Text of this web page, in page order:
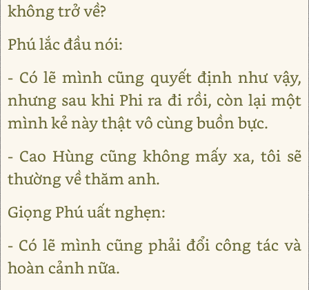
không trở về?
Phú lắc đầu nói:
- Có lẽ mình cũng quyết định như vậy,
nhưng sau khi Phi ra đi rồi, còn lại một
mình kẻ này thật vô cùng buồn bực.
- Cao Hùng cũng không mấy xa, tôi sẽ
thường về thăm anh.
Giọng Phú uất nghẹn:
- Có lẽ mình cũng phải đổi công tác và
hoàn cảnh nữa.